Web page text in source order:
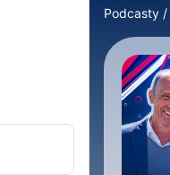
Podcasty